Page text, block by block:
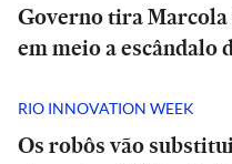
Governo tira Marcola
em meio a escândalo
RIO INNOVATION WEEK
Os robôs vão